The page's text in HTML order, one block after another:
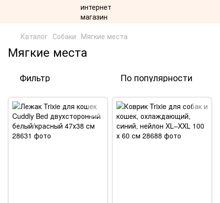
Каталог Собаки Мягкие места
Мягкие места
Фильтр По популярности